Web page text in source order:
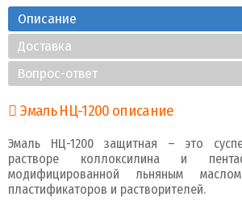
Описание
Доставка
Вопрос-ответ
Эмаль НЦ-1200 описание
Эмаль НЦ-1200 защитная – это
растворе коллоксилина и
модифицированной льняным
пластификаторов и растворителей.